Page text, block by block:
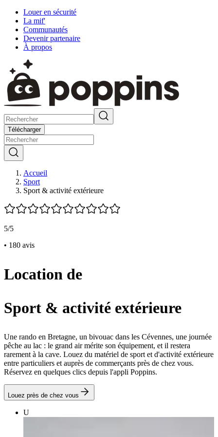
Louer en sécurité
La mif'
Communautés
Devenir partenaire
À propos
Télécharger
Accueil
Sport
Sport & activité extérieure
5/5
• 180 avis
Location de
Sport & activité extérieure
Une rando en Bretagne, un bivouac dans les Cévennes, une journée
pêche au lac : le grand air mérite son équipement, et il restera
rarement à la cave. Louez du matériel de sport et d'activité extérieure
entre particuliers et auprès de commerçants près de chez vous.
Réservez en quelques clics depuis l'appli Poppins.
Louez près de chez vous
U